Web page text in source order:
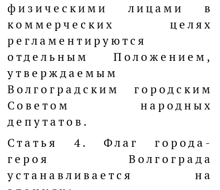
физическими лицами в
коммерческих целях
регламентируются
отдельным Положением,
утверждаемым
Волгоградским городским
Советом народных
депутатов.
Статья 4. Флаг города-
героя Волгограда
устанавливается на